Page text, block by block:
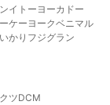
イトーヨーカドー
ケー ヨークベニマル
いかり フジグラン
ツDCM